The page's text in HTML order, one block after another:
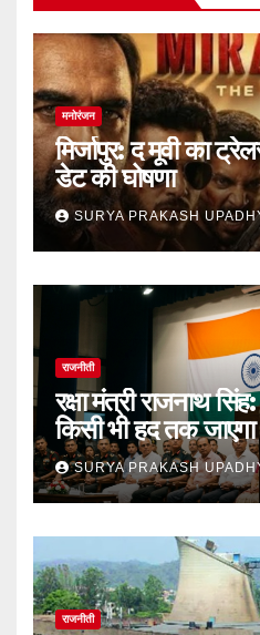
मनोरंजन
मिर्जापुर: द मूवी का
डेट की घोषणा
SURYA PRAKASH
राजनीती
रक्षा मंत्री राजनाथ
किसी भी हद तक जाएगा
SURYA PRAKASH
राजनीती